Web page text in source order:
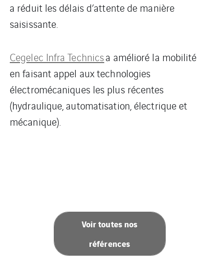
a réduit les délais d’attente de manière
saisissante.
Cegelec Infra Technicsa amélioré la mobilité
en faisant appel aux technologies
électromécaniques les plus récentes
(hydraulique, automatisation, électrique et
mécanique).
Voir toutes nos
références